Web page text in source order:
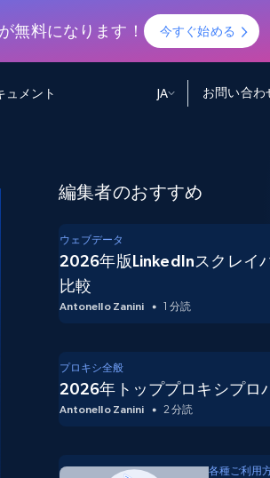
無料になります！ 今すぐ始める
JA
イス
からの
it’s
Retail Intelligence
マネージドデータサ
覧し、行動
ツールキッ
Startup Program
Acquisition
トラス
ュメント お問い合わ
編集者のおすすめ
ウェブデータ
2026年版LinkedInスクレイ
比較
Antonello Zanini 1 分読
プロキシ全般
2026年トッププロキシプロ
Antonello Zanini 2 分読
各種ご利用